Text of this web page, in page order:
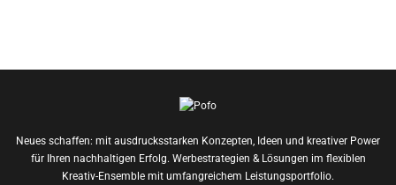
Neues schaffen: mit ausdrucksstarken Konzepten, Ideen und kreativer Power
für Ihren nachhaltigen Erfolg. Werbestrategien & Lösungen im flexiblen
Kreativ-Ensemble mit umfangreichem Leistungsportfolio.